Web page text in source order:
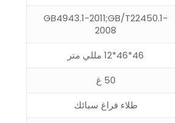
GB4943.1-2011;GB/T22450.1-
2008
46*46*12 مللي متر
50 غ
طلاء فراغ سبائك